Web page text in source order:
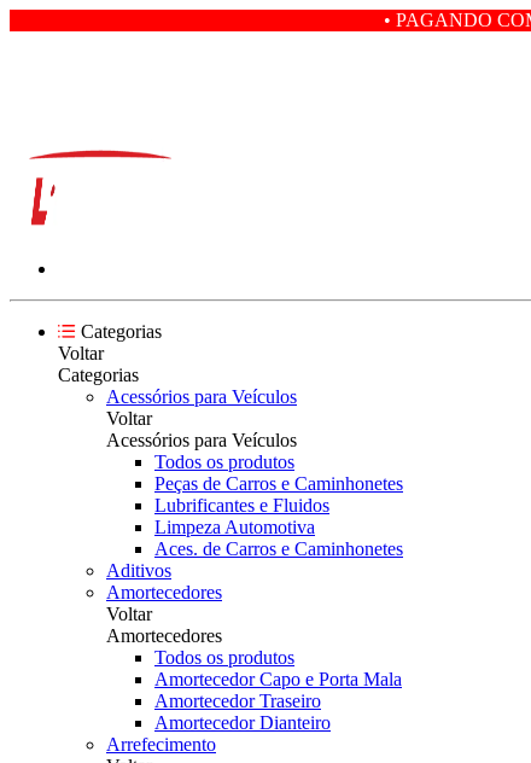
• PAGANDO COM PIX
Categorias
Voltar
Categorias
Acessórios para Veículos
Voltar
Acessórios para Veículos
Todos os produtos
Peças de Carros e Caminhonetes
Lubrificantes e Fluidos
Limpeza Automotiva
Aces. de Carros e Caminhonetes
Aditivos
Amortecedores
Voltar
Amortecedores
Todos os produtos
Amortecedor Capo e Porta Mala
Amortecedor Traseiro
Amortecedor Dianteiro
Arrefecimento